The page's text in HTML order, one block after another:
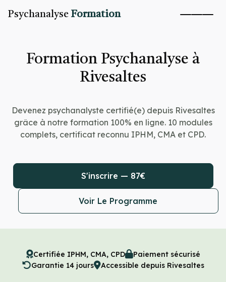
Psychanalyse Formation
Formation Psychanalyse à
Rivesaltes
Devenez psychanalyste certifié(e) depuis Rivesaltes
grâce à notre formation 100% en ligne. 10 modules
complets, certificat reconnu IPHM, CMA et CPD.
S'inscrire — 87€
Voir Le Programme
Certifiée IPHM, CMA, CPD
Paiement sécurisé
Garantie 14 jours
Accessible depuis Rivesaltes